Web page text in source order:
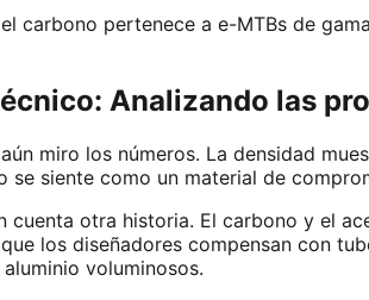
carbono pertenece a e-MTBs de
Analizando las
miro los números. La densidad
se siente como un material de
cuenta otra historia. El carbono y el
los diseñadores compensan con
voluminosos.